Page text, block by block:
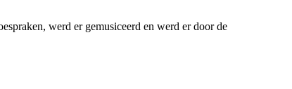
werd er gemusiceerd en werd er door de